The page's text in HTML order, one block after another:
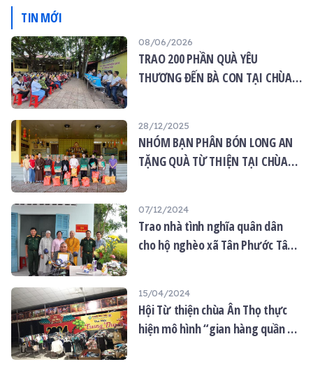
AnTIN MỚI
08/06/2026
TRAO 200 PHẦN QUÀ YÊU
THƯƠNG ĐẾN BÀ CON TẠI CHÙA
28/12/2025
NHÓM BẠN PHÂN BÓN LONG AN
TẶNG QUÀ TỪ THIỆN TẠI CHÙA
07/12/2024
Trao nhà tình nghĩa quân dân
cho hộ nghèo xã Tân Phước Tây
15/04/2024
Hội Từ thiện chùa Ân Thọ thực
hiện mô hình “gian hàng quần áo